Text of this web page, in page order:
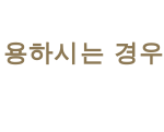
하시는 경우